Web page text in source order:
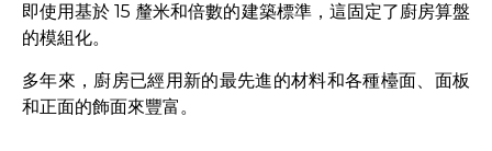
即使用基於 15 釐米和倍數的建築標準，這固定了廚房算盤
的模組化。
多年來，廚房已經用新的最先進的材料和各種檯面、面板
和正面的飾面來豐富。